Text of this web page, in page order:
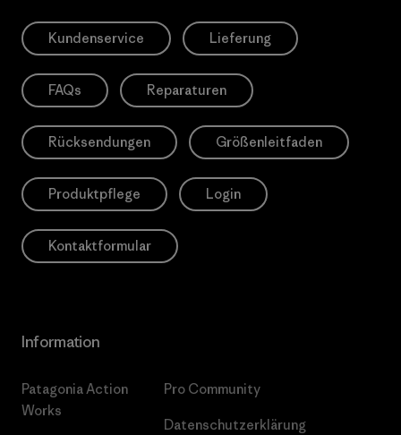
Kundenservice Lieferung
FAQs Reparaturen
Rücksendungen Größenleitfaden
Produktpflege Login
Kontaktformular
Information
Patagonia Action
Works
Pro Community
Datenschutzerklärung